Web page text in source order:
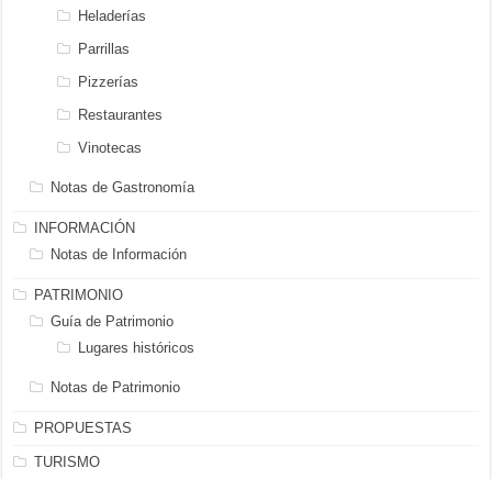
Heladerías
Parrillas
Pizzerías
Restaurantes
Vinotecas
Notas de Gastronomía
INFORMACIÓN
Notas de Información
PATRIMONIO
Guía de Patrimonio
Lugares históricos
Notas de Patrimonio
PROPUESTAS
TURISMO